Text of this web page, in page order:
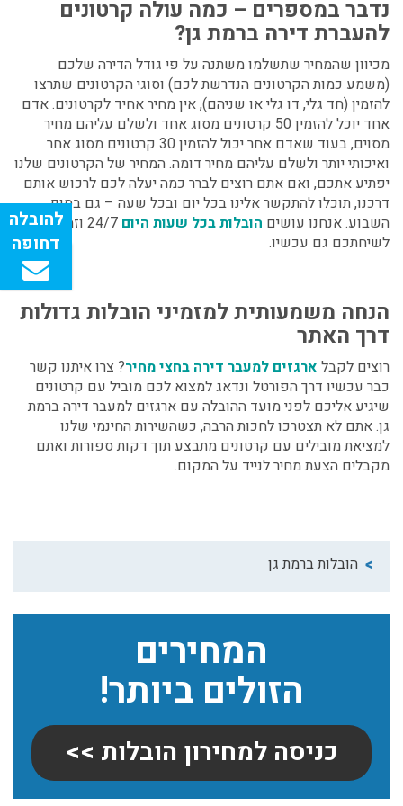
הובלות ברמת גן
המחירים
הזולים ביותר!
כניסה למחירון הובלות >>
נדבר במספרים – כמה עולה קרטונים
להעברת דירה ברמת גן?
מכיוון שהמחיר שתשלמו משתנה על פי גודל הדירה שלכם
(משמע כמות הקרטונים הנדרשת לכם) וסוגי הקרטונים שתרצו
להזמין (חד גלי, דו גלי או שניהם), אין מחיר אחיד לקרטונים. אדם
אחד יוכל להזמין 50 קרטונים מסוג אחד ולשלם עליהם מחיר
מסוים, בעוד שאדם אחר יכול להזמין 30 קרטונים מסוג אחר
ואיכותי יותר ולשלם עליהם מחיר דומה. המחיר של הקרטונים שלנו
יפתיע אתכם, ואם אתם רוצים לברר כמה יעלה לכם לרכוש אותם
דרכנו, תוכלו להתקשר אלינו בכל יום ובכל שעה – גם בסוף
השבוע. אנחנו עושים הובלות בכל שעות היום
24/7 וזמינים
לשיחתכם גם עכשיו.
הנחה משמעותית למזמיני הובלות גדולות
דרך האתר
רוצים לקבל ארגזים למעבר דירה בחצי מחיר? צרו איתנו קשר
כבר עכשיו דרך הפורטל ונדאג למצוא לכם מוביל עם קרטונים
שיגיע אליכם לפני מועד ההובלה עם ארגזים למעבר דירה ברמת
גן.אתם לא תצטרכו לחכות הרבה, כשהשירות החינמי שלנו
למציאת מובילים עם קרטונים מתבצע תוך דקות ספורות ואתם
מקבלים הצעת מחיר לנייד על המקום.